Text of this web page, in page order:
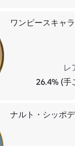
ワンピースキャ
レ
26.4% (手
ナルト・シッポ